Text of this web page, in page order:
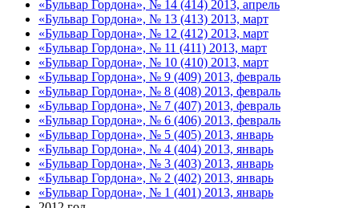
«Бульвар Гордона», № 14 (414) 2013, апрель
«Бульвар Гордона», № 13 (413) 2013, март
«Бульвар Гордона», № 12 (412) 2013, март
«Бульвар Гордона», № 11 (411) 2013, март
«Бульвар Гордона», № 10 (410) 2013, март
«Бульвар Гордона», № 9 (409) 2013, февраль
«Бульвар Гордона», № 8 (408) 2013, февраль
«Бульвар Гордона», № 7 (407) 2013, февраль
«Бульвар Гордона», № 6 (406) 2013, февраль
«Бульвар Гордона», № 5 (405) 2013, январь
«Бульвар Гордона», № 4 (404) 2013, январь
«Бульвар Гордона», № 3 (403) 2013, январь
«Бульвар Гордона», № 2 (402) 2013, январь
«Бульвар Гордона», № 1 (401) 2013, январь